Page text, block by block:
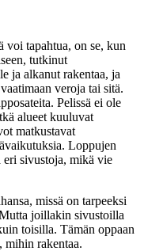
voi tapahtua, on se, kun
tutkinut
ja alkanut rakentaa, ja
veroja tai sitä.
Pelissä ei ole
alueet kuuluvat
matkustavat
Loppujen
sivustoja, mikä vie
missä on tarpeeksi
joillakin sivustoilla
toisilla. Tämän oppaan
mihin rakentaa.